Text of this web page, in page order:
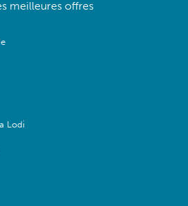
meilleures offres
Lodi